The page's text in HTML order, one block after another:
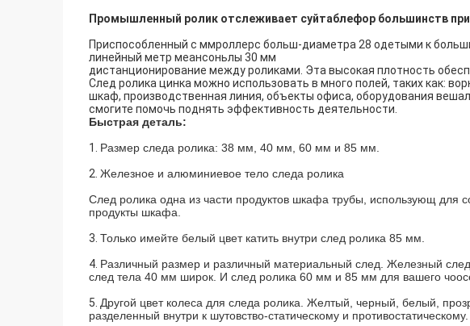
Промышленный ролик отслеживает суйтаблефор большинств
Приспособленный с ммроллерс больш-диаметра 28 одетыми к
линейный метр меансоньлы 30 мм
дистанционирование между роликами. Эта высокая плотность
След ролика цинка можно использовать в много полей, таких как:
шкаф, производственная линия, объекты офиса, оборудования
смогите помочь поднять эффективность деятельности.
Быстрая деталь:
1. Размер следа ролика: 38 мм, 40 мм, 60 мм и 85 мм.
2. Железное и алюминиевое тело следа ролика
След ролика одна из части продуктов шкафа трубы, использующ для
продукты шкафа.
3. Только имейте белый цвет катить внутри след ролика 85 мм.
4. Различный размер и различный материальный след. Железный
след тела 40 мм широк. И след ролика 60 мм и 85 мм для вашего
5. Другой цвет колеса для следа ролика. Желтый, черный, белый,
разделенный внутри к шутовство-статическому и